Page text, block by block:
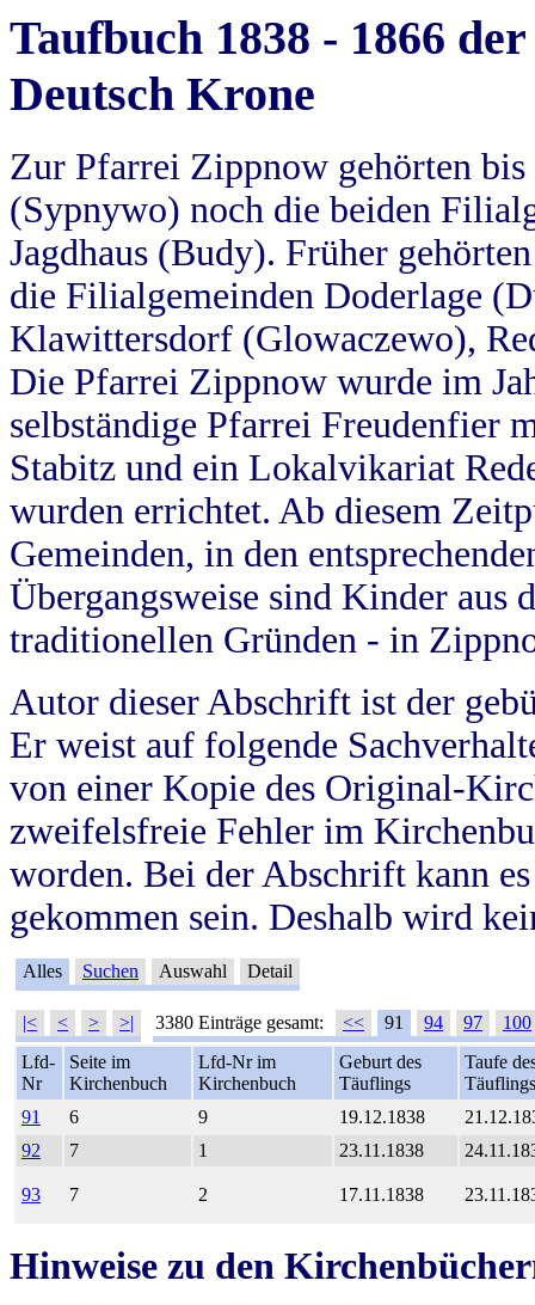
Taufbuch 1838 - 1866
Deutsch Krone
Zur Pfarrei Zippnow gehörten
(Sypnywo) noch die beiden
Jagdhaus (Budy). Früher
die Filialgemeinden Doderlage
Klawittersdorf (Glowaczewo),
Die Pfarrei Zippnow wurde im
selbständige Pfarrei Freudenfier
Stabitz und ein Lokalvikariat
wurden errichtet. Ab diesem
Gemeinden, in den
Übergangsweise sind Kinder aus
traditionellen Gründen - in
Autor dieser Abschrift ist der
Er weist auf folgende
von einer Kopie des Original-
zweifelsfreie Fehler im
worden. Bei der Abschrift kann
gekommen sein. Deshalb wird
Alles Suchen Auswahl Detail
|< < > >| 3380 Einträge gesamt: << 91 94 97
100
Lfd-
Nr
Seite im
Kirchenbuch
Lfd-Nr im
Kirchenbuch
Geburt des
Täuflings
Taufe
Täuflings
91
6 9 19.12.1838
92
7 1 23.11.1838
93 7 2 17.11.1838
Hinweise zu den